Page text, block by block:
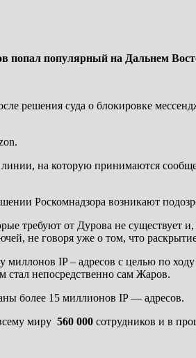
попал популярный на Дальнем
решения суда о блокировке
на которую принимаются
Роскомнадзора возникают
требуют от Дурова не существует
не говоря уже о том, что
миллонов IP – адресов с целью по
стал непосредственно сам Жаров.
более 15 миллионов IP — адресов.
миру 560 000 сотрудников и в